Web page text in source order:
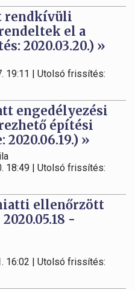
rendkívüli
el a
2020.03.20.) »
19:11 | Utolsó frissítés:
engedélyezési
építési
»
18:49 | Utolsó frissítés:
ellenőrzött
-
16:02 | Utolsó frissítés: